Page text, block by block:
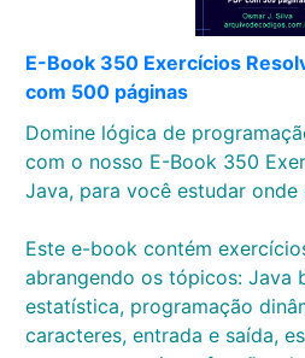
E-Book 350 Exercícios
com 500 páginas
Domine lógica de
com o nosso E-Book 350
Java, para você estudar onde
Este e-book contém
abrangendo os tópicos: Java
estatística, programação
caracteres, entrada e saída,